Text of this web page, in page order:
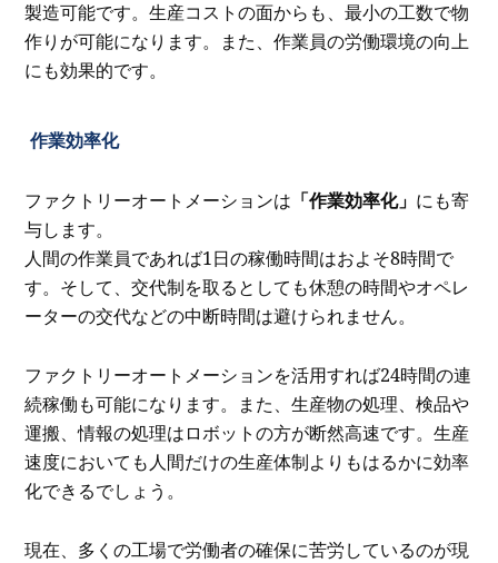
製造可能です。生産コストの面からも、最小の工数で物
作りが可能になります。また、作業員の労働環境の向上
にも効果的です。
作業効率化
ファクトリーオートメーションは 「作業効率化」 にも寄
与します。
人間の作業員であれば1日の稼働時間はおよそ8時間で
す。そして、交代制を取るとしても休憩の時間やオペレ
ーターの交代などの中断時間は避けられません。
ファクトリーオートメーションを活用すれば24時間の連
続稼働も可能になります。また、生産物の処理、検品や
運搬、情報の処理はロボットの方が断然高速です。生産
速度においても人間だけの生産体制よりもはるかに効率
化できるでしょう。
現在、多くの工場で労働者の確保に苦労しているのが現